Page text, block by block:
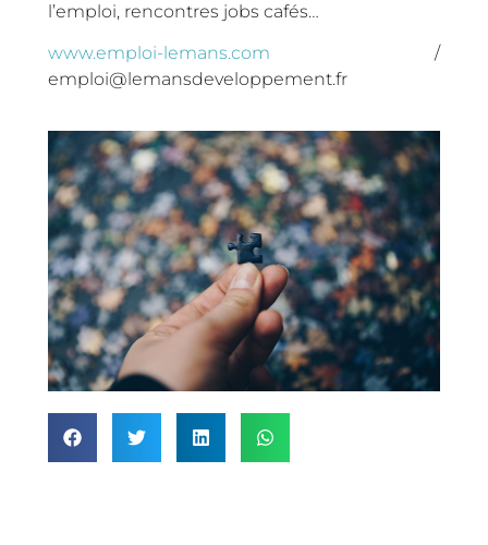
l’emploi, rencontres jobs cafés…
www.emploi-lemans.com /
emploi@lemansdeveloppement.fr